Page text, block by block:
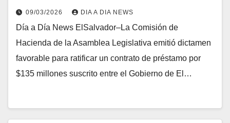
09/03/2026 DIA A DIA NEWS
Día a Día News ElSalvador–La Comisión de
Hacienda de la Asamblea Legislativa emitió dictamen
favorable para ratificar un contrato de préstamo por
$135 millones suscrito entre el Gobierno de El…